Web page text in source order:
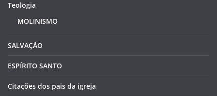
Teologia
MOLINISMO
SALVAÇÃO
ESPÍRITO SANTO
Citações dos pais da igreja